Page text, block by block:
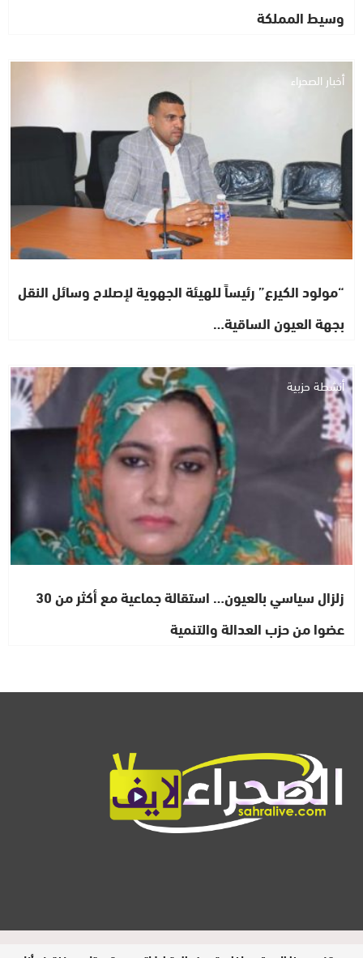
وسيط المملكة
أخبار الصحراء
“مولود الكيرع” رئيساً للهيئة الجهوية لإصلاح وسائل النقل
بجهة العيون الساقية…
أنشطة حزبية
زلزال سياسي بالعيون… استقالة جماعية مع أكثر من 30
عضوا من حزب العدالة والتنمية